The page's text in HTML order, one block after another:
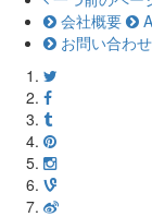
会社概要
お問い合わせ